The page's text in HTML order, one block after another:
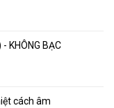
KHÔNG BẠC
cách âm